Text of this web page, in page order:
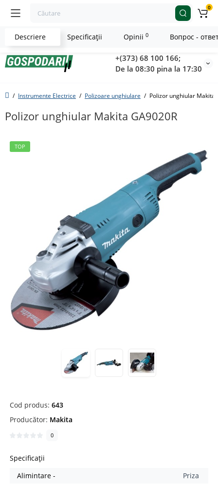
+(373) 68 100 166;
De la 08:30 pina la 17:30
0
Instrumente Electrice Polizoare unghiulare Polizor unghiular Makita
Polizor unghiular Makita GA9020R
TOP
Cod produs: 643
Producător: Makita
0
Specificații
Alimintare -
Priza
Descriere Specificaţii Opinii 0 Вопрос -